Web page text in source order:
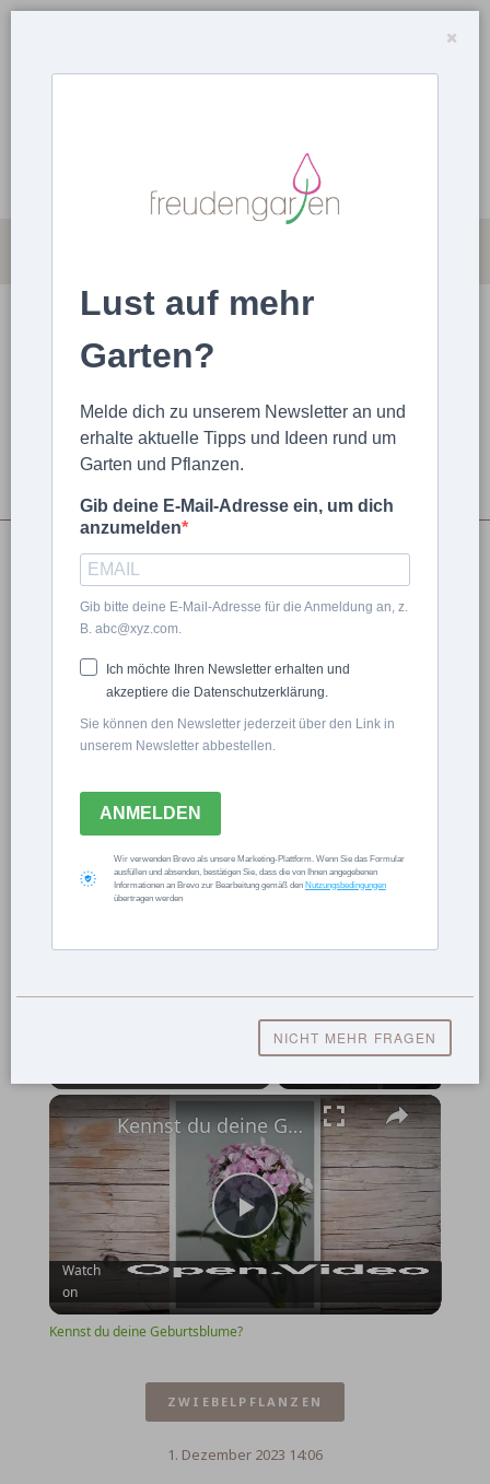
FESTLICHE COTTAGE WEIHNACHTEN – AMARYLLIS
PFLANZEN UND PFLEGEN für schönste
Sarah aus dem Cottage Garten
FESTLICHE COTTAGE
WEIHNACHTEN –
AMARYLLIS PFLANZEN
UND PFLEGEN für
schönste
Now Playing
Play
Video
Kennst du deine Geburtsblume?
Watch
on
Kennst du deine Geburtsblume?
ZWIEBELPFLANZEN
1. Dezember 2023 14:06
Lust auf mehr
Garten?
Melde dich zu unserem Newsletter an und
erhalte aktuelle Tipps und Ideen rund um
Garten und Pflanzen.
Gib deine E-Mail-Adresse ein, um dich
anzumelden
Gib bitte deine E-Mail-Adresse für die Anmeldung an, z.
B. abc@xyz.com.
Ich möchte Ihren Newsletter erhalten und
akzeptiere die Datenschutzerklärung.
Sie können den Newsletter jederzeit über den Link in
unserem Newsletter abbestellen.
ANMELDEN
Wir verwenden Brevo als unsere Marketing-Plattform. Wenn Sie das Formular
ausfüllen und absenden, bestätigen Sie, dass die von Ihnen angegebenen
Informationen an Brevo zur Bearbeitung gemäß den Nutzungsbedingungen
übertragen werden
NICHT MEHR FRAGEN